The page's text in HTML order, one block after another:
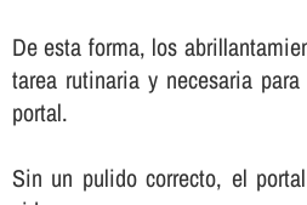
De esta forma, los
tarea rutinaria y necesaria
portal.
Sin un pulido correcto, el